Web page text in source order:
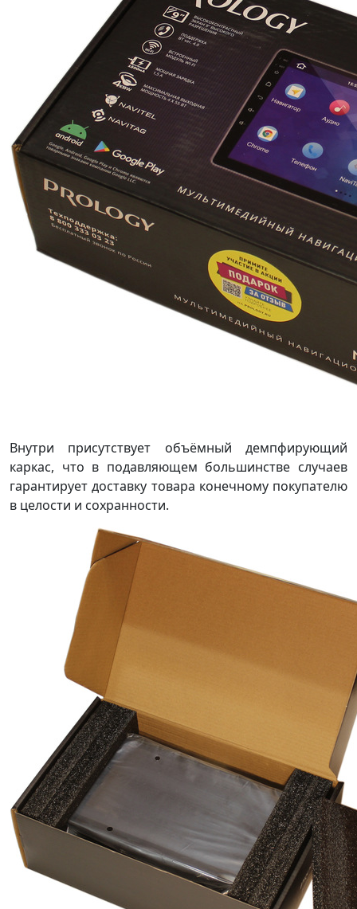
Внутри присутствует объёмный демпфирующий
каркас, что в подавляющем большинстве случаев
гарантирует доставку товара конечному покупателю
в целости и сохранности.